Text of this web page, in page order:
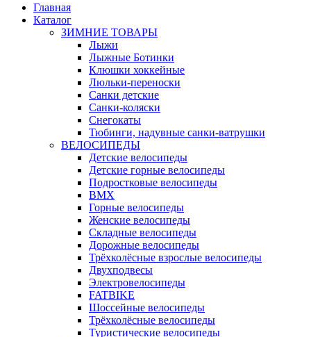
Главная
Каталог
ЗИМНИЕ ТОВАРЫ
Лыжи
Лыжные Ботинки
Клюшки хоккейные
Люльки-переноски
Санки детские
Санки-коляски
Снегокаты
Тюбинги, надувные санки-ватрушки
ВЕЛОСИПЕДЫ
Детские велосипеды
Детские горные велосипеды
Подростковые велосипеды
BMX
Горные велосипеды
Женские велосипеды
Складные велосипеды
Дорожные велосипеды
Трёхколёсные взрослые велосипеды
Двухподвесы
Электровелосипеды
FATBIKE
Шоссейные велосипеды
Трёхколёсные велосипеды
Туристические велосипеды